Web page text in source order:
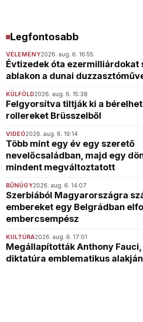
Legfontosabb
VÉLEMÉNY2026. aug. 6. 16:55
Évtizedek óta ezermilliárdokat
ablakon a dunai
KÜLFÖLD2026. aug. 6. 15:38
Felgyorsítva tiltják ki a
rollereket Brüsszelből
VIDEÓ2026. aug. 6. 19:14
Több mint egy év egy szerető
nevelőcsaládban, majd egy
mindent megváltoztatott
BŰNÜGY2026. aug. 6. 14:07
Szerbiából Magyarországra
embereket egy Belgrádban
embercsempész
KULTÚRA2026. aug. 6. 17:01
Megállapították Anthony
diktatúra emblematikus